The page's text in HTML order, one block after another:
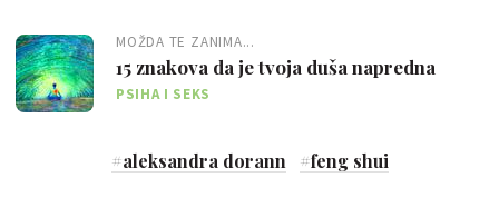
MOŽDA TE ZANIMA...
15 znakova da je tvoja duša napredna
PSIHA I SEKS
#aleksandra dorann #feng shui